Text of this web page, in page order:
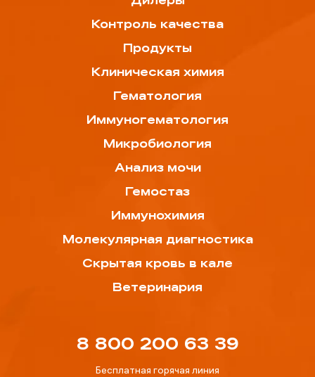
Контроль качества
Продукты
Клиническая химия
Гематология
Иммуногематология
Микробиология
Анализ мочи
Гемостаз
Иммунохимия
Молекулярная диагностика
Скрытая кровь в кале
Ветеринария
8 800 200 63 39
Бесплатная горячая линия